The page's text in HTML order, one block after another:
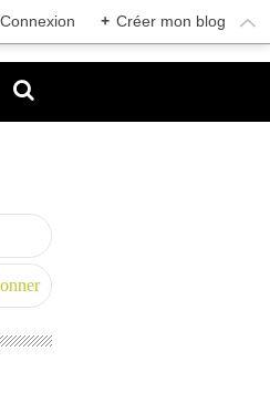
Connexion + Créer mon blog